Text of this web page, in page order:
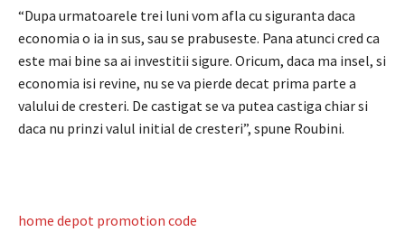
“Dupa urmatoarele trei luni vom afla cu siguranta daca
economia o ia in sus, sau se prabuseste. Pana atunci cred ca
este mai bine sa ai investitii sigure. Oricum, daca ma insel, si
economia isi revine, nu se va pierde decat prima parte a
valului de cresteri. De castigat se va putea castiga chiar si
daca nu prinzi valul initial de cresteri”, spune Roubini.
home depot promotion code